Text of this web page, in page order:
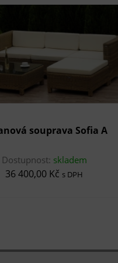
souprava Sofia A
Dostupnost: skladem
36 400,00 Kč s DPH